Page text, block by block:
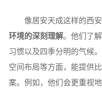
像居安天成这样的西
环境的深刻理解。他们了
习惯以及四季分明的气候
空间布局等方面，能提供
案。例如，他们会更重视